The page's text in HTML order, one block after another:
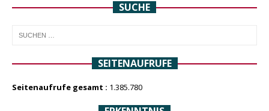
SUCHE
SEITENAUFRUFE
Seitenaufrufe gesamt : 1.385.780